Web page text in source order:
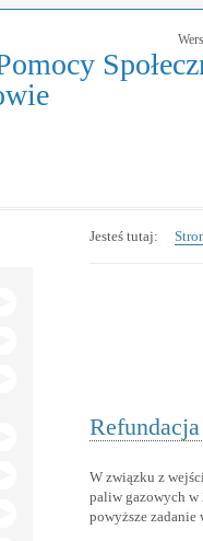
-
dostarczone
Jesteś tutaj:
W związku z
paliw gazowych w
powyższe zadanie